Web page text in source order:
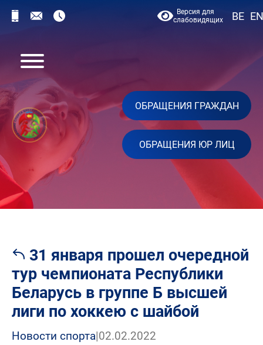
Версия для
слабовидящих
BE EN
ОБРАЩЕНИЯ ГРАЖДАН
ОБРАЩЕНИЯ ЮР ЛИЦ
31 января прошел очередной
тур чемпионата Республики
Беларусь в группе Б высшей
лиги по хоккею с шайбой
Новости спорта|02.02.2022